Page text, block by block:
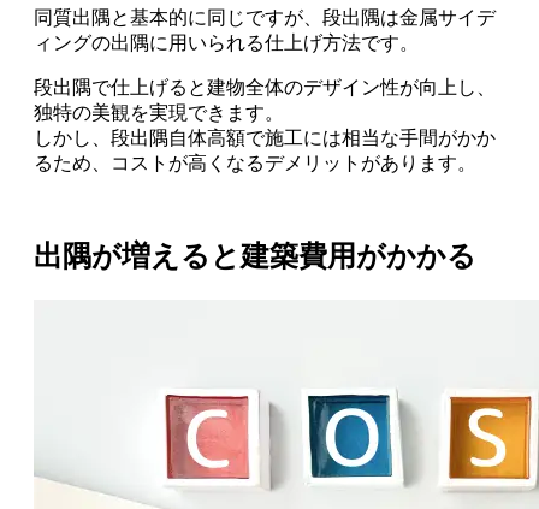
同質出隅と基本的に同じですが、 段出隅は金属サイデ
ィングの出隅に用いられる仕上げ方法です。
段出隅で仕上げると建物全体のデザイン性が向上し、
独特の美観を実現できます。
しかし、段出隅自体高額で施工には相当な手間がかか
るため、コストが高くなるデメリットがあります。
出隅が増えると建築費用がかかる